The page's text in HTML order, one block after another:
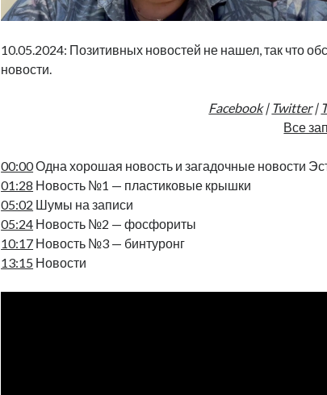
10.05.2024: Позитивных новостей не нашел, так что
новости.
Facebook| Twitter|
Все
00:00Одна хорошая новость и загадочные новости
01:28 Новость №1 — пластиковые крышки
05:02 Шумы на записи
05:24 Новость №2 — фосфориты
10:17 Новость №3 — бинтуронг
13:15 Новости